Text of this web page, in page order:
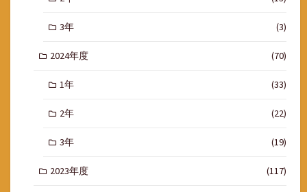
3年 (3)
2024年度 (70)
1年 (33)
2年 (22)
3年 (19)
2023年度 (117)